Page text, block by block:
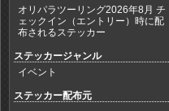
オリパラツーリング2026年8月 チ
ェックイン（エントリー）時に配
布されるステッカー
ステッカージャンル
イベント
ステッカー配布元